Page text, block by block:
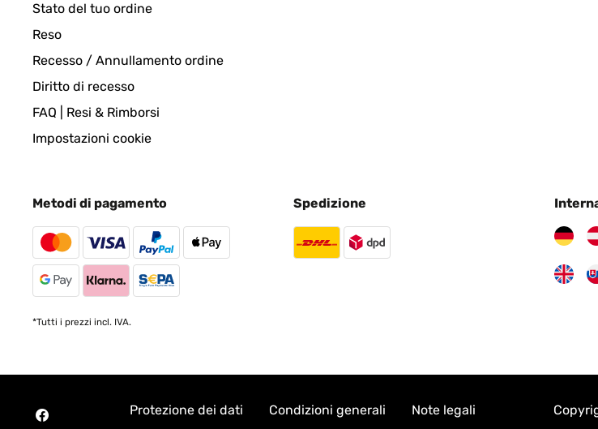
Kaufempfehlung!
Amazon-Benutzer
Usuario/a de amazon
VALUTAZIONE VERIFICATA 02/10/2022
Qualität ist gut. Wie langlebig dieses Produkt ist, werde ich sehen.
14/09/2022
Stato del tuo ordine
Reso
Recesso / Annullamento ordine
Diritto di recesso
FAQ | Resi & Rimborsi
Impostazioni cookie
Metodi di pagamento
*Tutti i prezzi incl. IVA.
Spedizione
Protezione dei dati Condizioni generali Note legali